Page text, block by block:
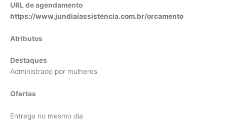
URL de agendamento
https://www.jundiaiassistencia.com.br/orcamento
Atributos
Destaques
Administrado por mulheres
Ofertas
Entrega no mesmo dia